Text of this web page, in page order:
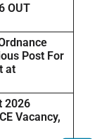
OUT
Post For
at
2026
Vacancy,